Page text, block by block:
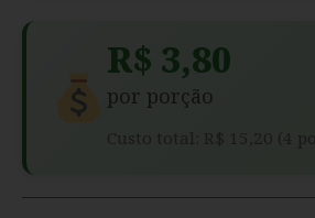
R$ 3,80
por porção
Custo total: R$ 15,20 (4